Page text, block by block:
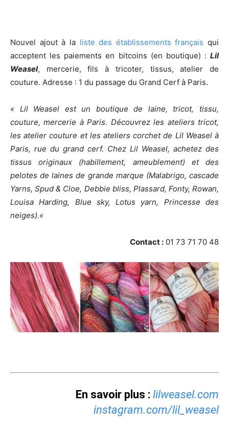
Nouvel ajout à la liste des établissements français qui
acceptent les paiements en bitcoins (en boutique) : Lil
Weasel, mercerie, fils à tricoter, tissus, atelier de
couture. Adresse : 1 du passage du Grand Cerf à Paris.
« Lil Weasel est un boutique de laine, tricot, tissu,
couture, mercerie à Paris. Découvrez les ateliers tricot,
les atelier couture et les ateliers corchet de Lil Weasel à
Paris, rue du grand cerf. Chez Lil Weasel, achetez des
tissus originaux (habillement, ameublement) et des
pelotes de laines de grande marque (Malabrigo, cascade
Yarns, Spud & Cloe, Debbie bliss, Plassard, Fonty, Rowan,
Louisa Harding, Blue sky, Lotus yarn, Princesse des
neiges).«
Contact : 01 73 71 70 48
En savoir plus : lilweasel.com
instagram.com/lil_weasel